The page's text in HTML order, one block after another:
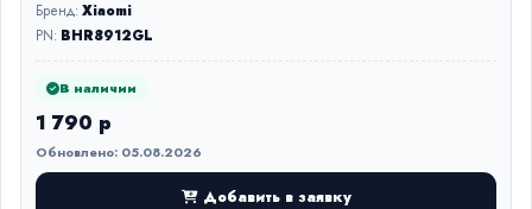
Бренд:Xiaomi
PN: BHR8912GL
В наличии
1 790 р
Обновлено: 05.08.2026
Добавить в заявку